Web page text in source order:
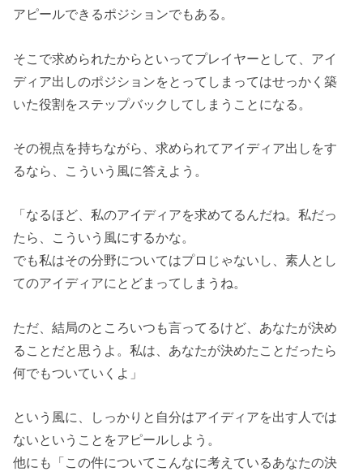
アピールできるポジションでもある。
そこで求められたからといってプレイヤーとして、アイ
ディア出しのポジションをとってしまってはせっかく築
いた役割をステップバックしてしまうことになる。
その視点を持ちながら、求められてアイディア出しをす
るなら、こういう風に答えよう。
「なるほど、私のアイディアを求めてるんだね。私だっ
たら、こういう風にするかな。
でも私はその分野についてはプロじゃないし、素人とし
てのアイディアにとどまってしまうね。
ただ、結局のところいつも言ってるけど、あなたが決め
ることだと思うよ。私は、あなたが決めたことだったら
何でもついていくよ」
という風に、しっかりと自分はアイディアを出す人では
ないということをアピールしよう。
他にも「この件についてこんなに考えているあなたの決